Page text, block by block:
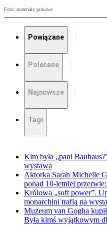
Foto: materiały prasowe
Powiązane
Polecane
Najnowsze
Tagi
Kim była „pani
wystawa
Aktorka Sarah Michelle
ponad 10-letniej
Królowa „soft power”.
monarchini trafią na
Muzeum van Gogha
Była kimś wyjątkowym